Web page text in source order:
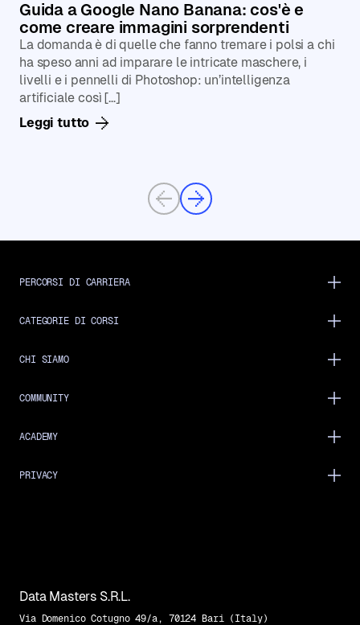
Guida a Google Nano Banana: cos'è e
come creare immagini sorprendenti
La domanda è di quelle che fanno tremare i polsi a chi
ha speso anni ad imparare le intricate maschere, i
livelli e i pennelli di Photoshop: un’intelligenza
artificiale così […]
Leggi tutto
Previous
Next
PERCORSI DI CARRIERA
CATEGORIE DI CORSI
CHI SIAMO
COMMUNITY
ACADEMY
PRIVACY
Data Masters S.R.L.
Via Domenico Cotugno 49/a, 70124 Bari (Italy)